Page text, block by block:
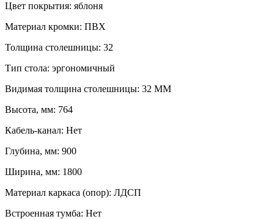
Цвет покрытия: яблоня
Материал кромки: ПВХ
Толщина столешницы: 32
Тип стола: эргономичный
Видимая толщина столешницы: 32 ММ
Высота, мм: 764
Кабель-канал: Нет
Глубина, мм: 900
Ширина, мм: 1800
Материал каркаса (опор): ЛДСП
Встроенная тумба: Нет